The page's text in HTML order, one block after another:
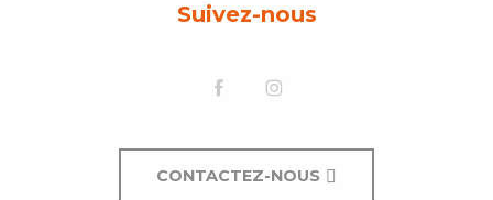
Suivez-nous
CONTACTEZ-NOUS